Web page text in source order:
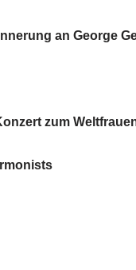
an George
zum